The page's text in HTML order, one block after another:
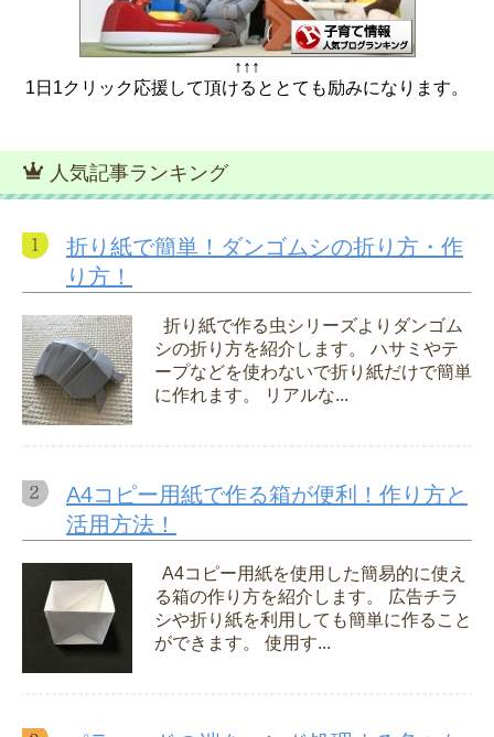
↑↑↑
1日1クリック応援して頂けるととても励みになります。
人気記事ランキング
折り紙で簡単！ダンゴムシの折り方・作
り方！
折り紙で作る虫シリーズよりダンゴム
シの折り方を紹介します。 ハサミやテ
ープなどを使わないで折り紙だけで簡単
に作れます。 リアルな...
A4コピー用紙で作る箱が便利！作り方と
活用方法！
A4コピー用紙を使用した簡易的に使え
る箱の作り方を紹介します。 広告チラ
シや折り紙を利用しても簡単に作ること
ができます。 使用す...